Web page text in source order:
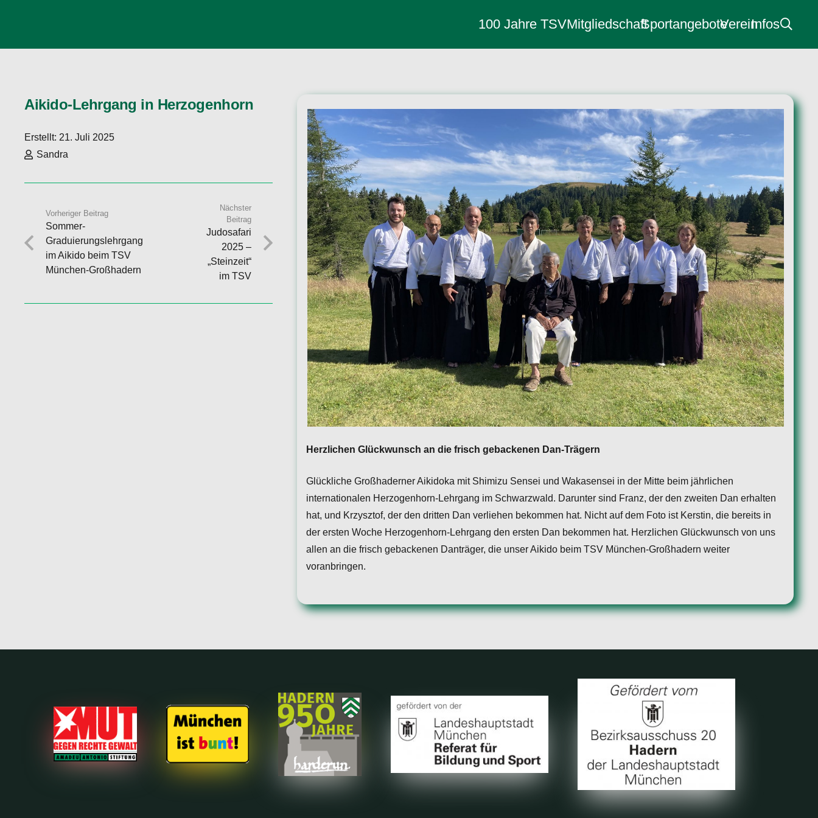
100 Jahre TSVMitgliedschaftSportangeboteVereinInfos
Aikido-Lehrgang in Herzogenhorn
Erstellt: 21. Juli 2025
Sandra
Vorheriger Beitrag
Sommer-
Graduierungslehrgang
im Aikido beim TSV
München-Großhadern
Nächster
Beitrag
Judosafari
2025 –
„Steinzeit“
im TSV
Herzlichen Glückwunsch an die frisch gebackenen Dan-Trägern
Glückliche Großhaderner Aikidoka mit Shimizu Sensei und Wakasensei in der Mitte beim jährlichen
internationalen Herzogenhorn-Lehrgang im Schwarzwald. Darunter sind Franz, der den zweiten Dan erhalten
hat, und Krzysztof, der den dritten Dan verliehen bekommen hat. Nicht auf dem Foto ist Kerstin, die bereits in
der ersten Woche Herzogenhorn-Lehrgang den ersten Dan bekommen hat. Herzlichen Glückwunsch von uns
allen an die frisch gebackenen Danträger, die unser Aikido beim TSV München-Großhadern weiter
voranbringen.